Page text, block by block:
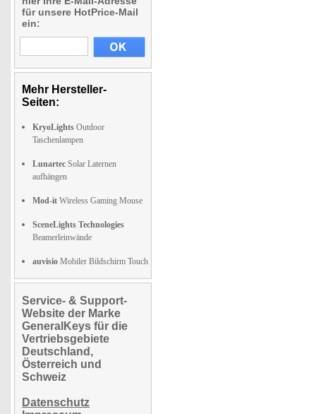
für unsere HotPrice-Mail
ein:
Mehr Hersteller-
Seiten:
KryoLights Outdoor
Taschenlampen
Lunartec Solar Laternen
aufhängen
Mod-it Wireless Gaming Mouse
SceneLights Technologies
Beamerleinwände
auvisio Mobiler Bildschirm Touch
Service- & Support-
Website der Marke
GeneralKeys für die
Vertriebsgebiete
Deutschland,
Österreich und
Schweiz
Datenschutz